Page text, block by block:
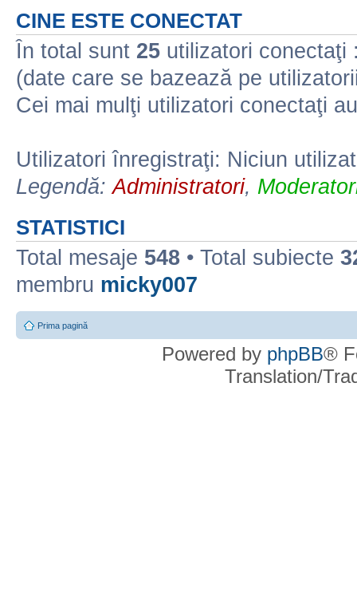
CINE ESTE CONECTAT
În total sunt 25 utilizatori conectaţi
(date care se bazează pe
Cei mai mulţi utilizatori conectaţi
Utilizatori înregistraţi: Niciun
Legendă:Administratori,
STATISTICI
Total mesaje 548 • Total subiecte
membru micky007
Prima pagină
Powered by phpBB®
Translation/